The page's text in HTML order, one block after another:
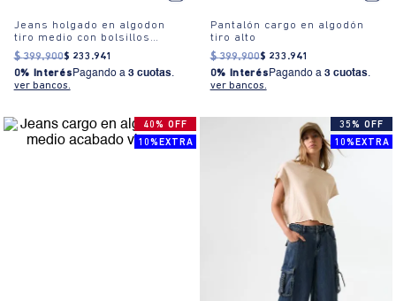
Jeans holgado en algodon
tiro medio con bolsillos
cargo
$ 399.900$ 233 .941
0% Interés Pagando a 3 cuotas.
ver bancos.
Pantalón cargo en algodón
tiro alto
$ 399.900$ 233 .941
0% Interés Pagando a 3 cuotas.
ver bancos.
40% OFF
10%EXTRA
35% OFF
10%EXTRA